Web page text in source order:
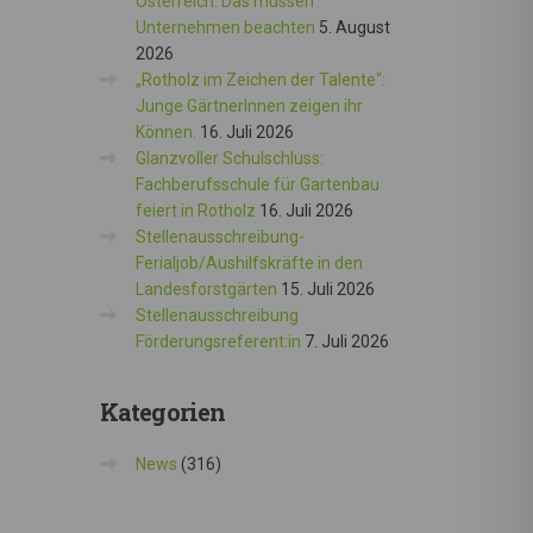
Unternehmen beachten 5. August
2026
„Rotholz im Zeichen der Talente“:
Junge GärtnerInnen zeigen ihr
Können. 16. Juli 2026
Glanzvoller Schulschluss:
Fachberufsschule für Gartenbau
feiert in Rotholz 16. Juli 2026
Stellenausschreibung-
Ferialjob/Aushilfskräfte in den
Landesforstgärten 15. Juli 2026
Stellenausschreibung
Förderungsreferent:in 7. Juli 2026
Kategorien
News (316)